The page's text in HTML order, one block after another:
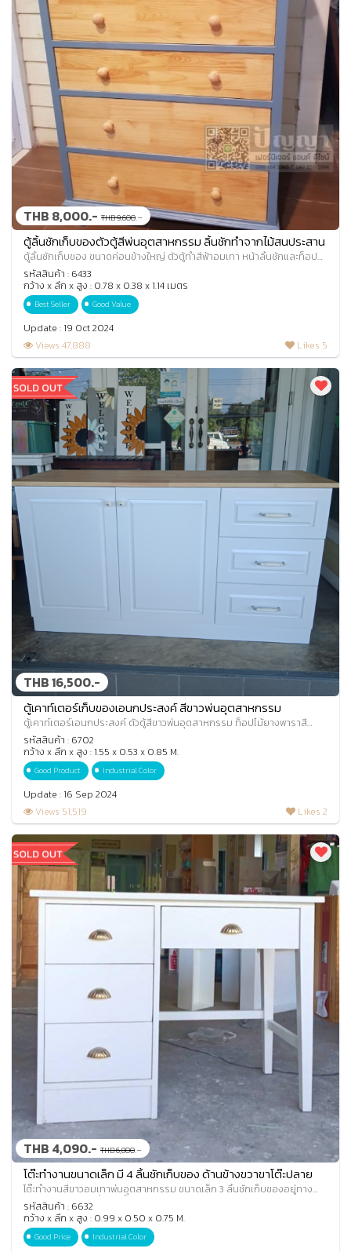
THB 8,000.- THB 9,600.-
ตู้ลิ้นชักเก็บของตัวตู้สีพ่นอุตสาหกรรม ลิ้นชักทำจากไม้สนประสาน
ตู้ลิ้นชักเก็บของ ขนาดค่อนข้างใหญ่ ตัวตู้ทำสีฟ้าอมเทา หน้าลิ้นชักและท็อปตู้
ทำสีธรรมชาติเคลือบด้าน ตั
รหัสสินค้า : 6433
กว้าง x ลึก x สูง : 0.78 x 0.38 x 1.14 เมตร
Best Seller Good Value
Update : 19 Oct 2024
Views 47,888
Likes 5
THB 16,500.-
ตู้เคาท์เตอร์เก็บของเอนกประสงค์ สีขาวพ่นอุตสาหกรรม
ตู้เคาท์เตอร์เอนกประสงค์ ตัวตู้สีขาวพ่นอุตสาหกรรม ท็อปไม้ยางพาราสี
ธรรมชาติเคลือบด้าน ตัวตู้ประกอบด้ว
รหัสสินค้า : 6702
กว้าง x ลึก x สูง : 1.55 x 0.53 x 0.85 M.
Good Product Industrial Color
Update : 16 Sep 2024
Views 51,519
Likes 2
THB 4,090.- THB 6,800.-
โต๊ะทำงานขนาดเล็ก มี 4 ลิ้นชักเก็บของ ด้านข้างขวาขาโต๊ะปลาย
แหลม สีขาวอมเทาพ่นอุตสาหกรรม
โต๊ะทำงานสีขาวอมเทาพ่นอุตสาหกรรม ขนาดเล็ก 3 ลิ้นชักเก็บของอยู่ทาง
ด้านซ้ายมือ และ 1 ลิ้นชักเล็กด้านขว
รหัสสินค้า : 6632
กว้าง x ลึก x สูง : 0.99 x 0.50 x 0.75 M.
Good Price Industrial Color